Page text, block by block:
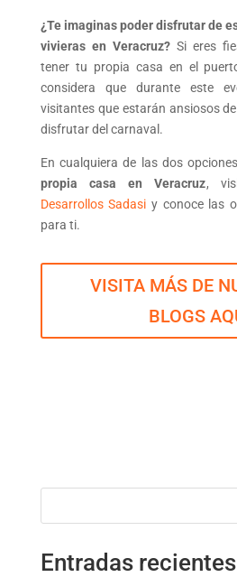
¿Te imaginas poder disfrutar de
vivieras en Veracruz?Si eres
tener tu propia casa en el
considera que durante este
visitantes que estarán ansiosos
disfrutar del carnaval.
En cualquiera de las dos
propia casa en Veracruz,
Desarrollos Sadasi y conoce las
para ti.
VISITA MÁS DE
BLOGS
Entradas recientes